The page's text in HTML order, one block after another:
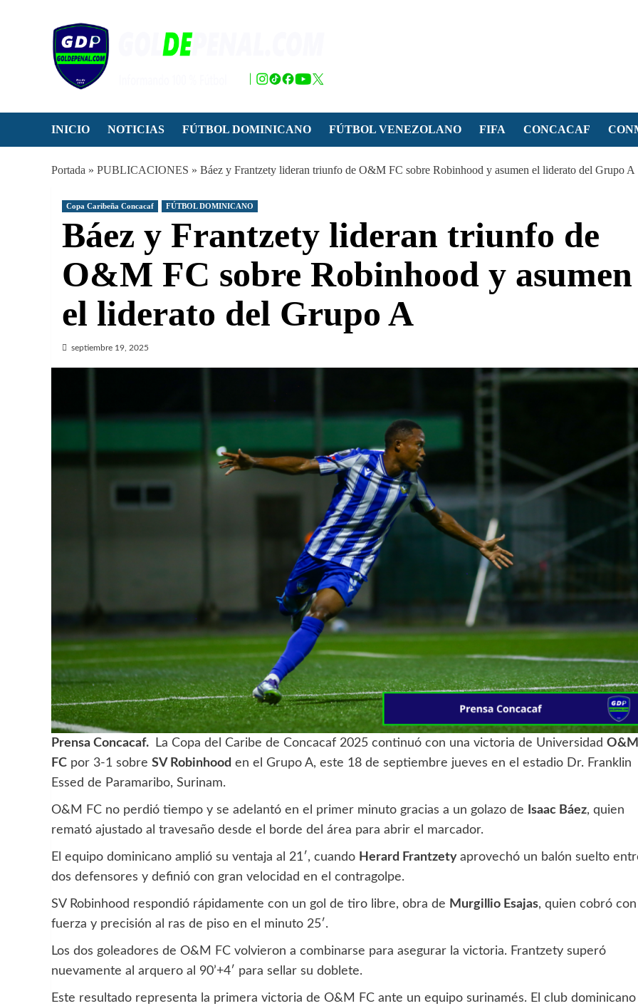
INICIO NOTICIAS FÚTBOL DOMINICANO FÚTBOL VENEZOLANO FIFA CONCACAF
Portada » PUBLICACIONES » Báez y Frantzety lideran triunfo de O&M FC sobre Robinhood y asumen el liderato del Grupo A
Copa Caribeña Concacaf FÚTBOL DOMINICANO
Báez y Frantzety lideran triunfo de
O&M FC sobre Robinhood y asumen
el liderato del Grupo A
septiembre 19, 2025
Prensa Concacaf. La Copa del Caribe de Concacaf 2025 continuó con una victoria de Universidad O&M
FC por 3-1 sobre SV Robinhood en el Grupo A, este 18 de septiembre jueves en el estadio Dr. Franklin
Essed de Paramaribo, Surinam.
O&M FC no perdió tiempo y se adelantó en el primer minuto gracias a un golazo de Isaac Báez, quien
remató ajustado al travesaño desde el borde del área para abrir el marcador.
El equipo dominicano amplió su ventaja al 21′, cuando Herard Frantzety aprovechó un balón suelto
dos defensores y definió con gran velocidad en el contragolpe.
SV Robinhood respondió rápidamente con un gol de tiro libre, obra de Murgillio Esajas, quien cobró con
fuerza y precisión al ras de piso en el minuto 25′.
Los dos goleadores de O&M FC volvieron a combinarse para asegurar la victoria. Frantzety superó
nuevamente al arquero al 90’+4′ para sellar su doblete.
Este resultado representa la primera victoria de O&M FC ante un equipo surinamés. El club dominicano